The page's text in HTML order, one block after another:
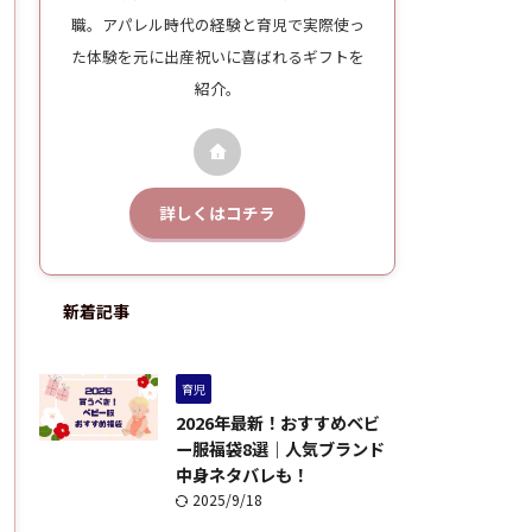
職。アパレル時代の経験と育児で実際使っ
た体験を元に出産祝いに喜ばれるギフトを
紹介。
詳しくはコチラ
新着記事
育児
2026年最新！おすすめベビ
ー服福袋8選｜人気ブランド
中身ネタバレも！
2025/9/18